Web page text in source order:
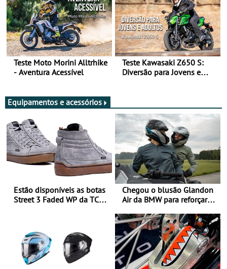
Teste Moto Morini Alltrhike
- Aventura Acessível
Teste Kawasaki Z650 S:
Diversão para Jovens e
Equipamentos e acessórios
Estão disponíveis as botas
Street 3 Faded WP da TCX
Chegou o blusão Glandon
Air da BMW para reforçar
verão